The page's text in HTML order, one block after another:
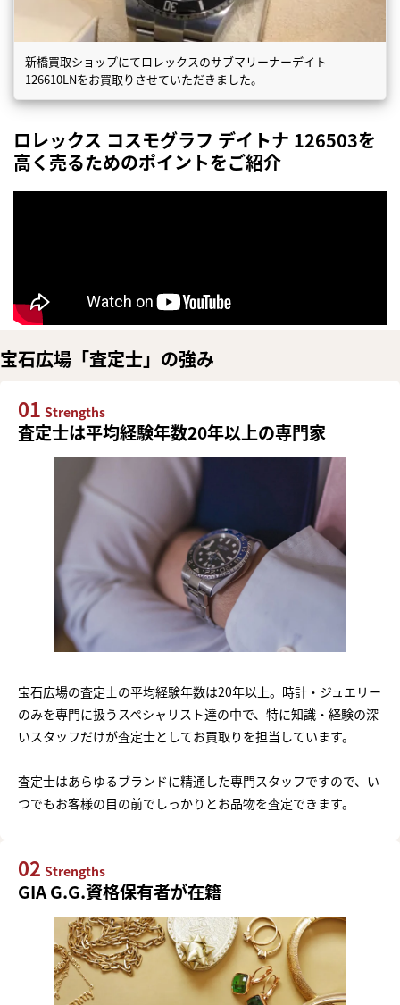
新橋買取ショップにてロレックスのサブマリーナーデイト
126610LNをお買取りさせていただきました。
ロレックス コスモグラフ デイトナ 126503を
高く売るためのポイントをご紹介
宝石広場「査定士」の強み
01 Strengths
査定士は平均経験年数20年以上の専門家
宝石広場の査定士の平均経験年数は20年以上。時計・ジュエリー
のみを専門に扱うスペシャリスト達の中で、特に知識・経験の深
いスタッフだけが査定士としてお買取りを担当しています。
査定士はあらゆるブランドに精通した専門スタッフですので、い
つでもお客様の目の前でしっかりとお品物を査定できます。
02 Strengths
GIA G.G.資格保有者が在籍